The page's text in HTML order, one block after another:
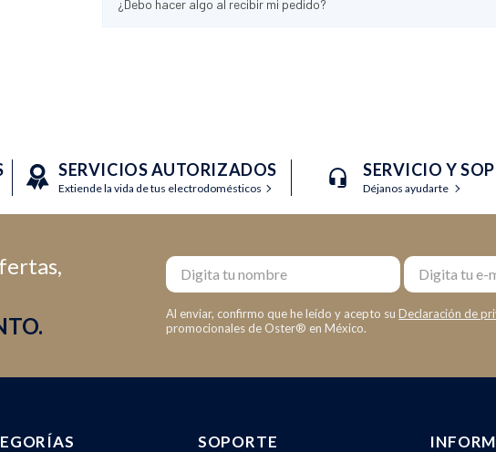
¿Debo hacer algo al recibir mi pedido?
SERVICIOS AUTORIZADOS
Extiende la vida de tus electrodomésticos
SERVICIO Y
Déjanos ayudarte
Nombre Email
Al enviar, confirmo que he leído y acepto suDeclaración de
promocionales de Oster® en México.
SOPORTE